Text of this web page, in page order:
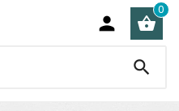
 
0
